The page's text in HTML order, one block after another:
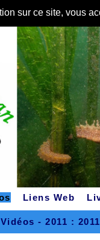
sur ce site, vous
Liens Web
- 2011 :